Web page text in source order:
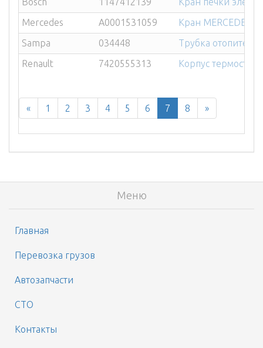
Mercedes
A0001531059
Кран MERCEDES
Sampa
034448
Трубка отопителя
Renault
7420555313 Корпус
« 1 2 3 4 5 6 7 8 »
Меню
Главная
Перевозка грузов
Автозапчасти
СТО
Контакты